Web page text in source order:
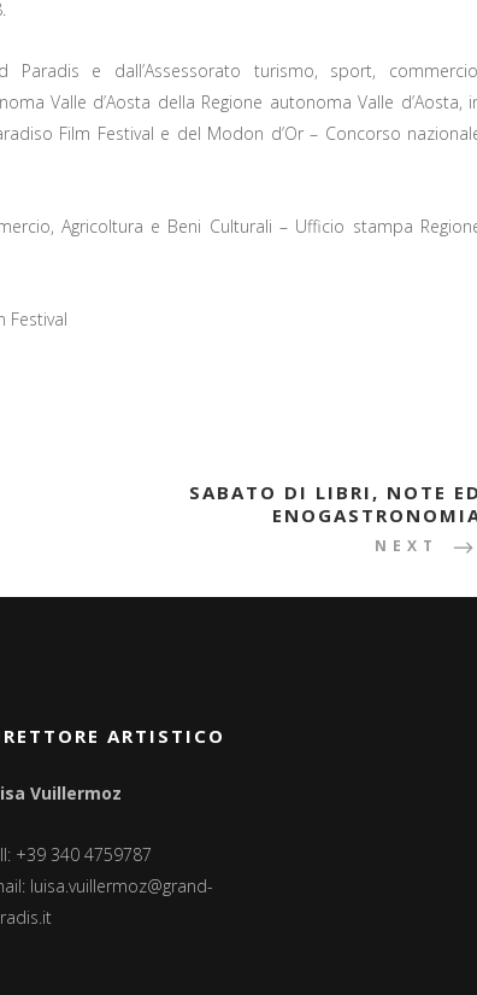
Paradis e dall’Assessorato turismo, sport,
Valle d’Aosta della Regione autonoma Valle d’Aosta,
Film Festival e del Modon d’Or – Concorso
Agricoltura e Beni Culturali – Ufficio stampa
SABATO DI LIBRI, NOTE ED
NEXT
ARTISTICO
Vuillermoz
+39 340 4759787
luisa.vuillermoz@grand-